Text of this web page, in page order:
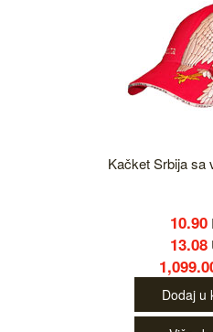
Kačket Srbija sa
10.90
13.08
Dodaj u